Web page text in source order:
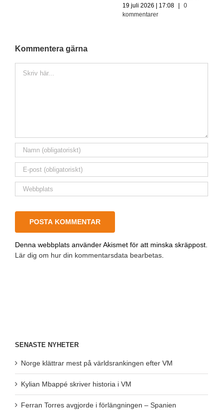
19 juli 2026 | 17:08
0
kommentarer
Kommentera gärna
Denna webbplats använder Akismet för att minska skräppost.
Lär dig om hur din kommentarsdata bearbetas
SENASTE NYHETER
Norge klättrar mest på världsrankingen efter VM
Kylian Mbappé skriver historia i VM
Ferran Torres avgjorde i förlängningen – Spanien